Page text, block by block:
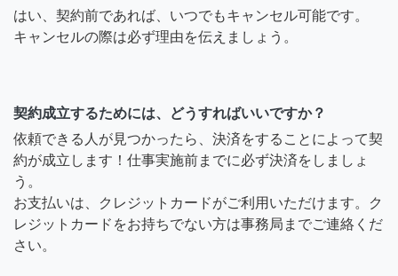
はい、契約前であれば、いつでもキャンセル可能です。
キャンセルの際は必ず理由を伝えましょう。
契約成立するためには、どうすればいいですか？
依頼できる人が見つかったら、決済をすることによって契
約が成立します！仕事実施前までに必ず決済をしましょ
う。
お支払いは、クレジットカードがご利用いただけます。ク
レジットカードをお持ちでない方は事務局までご連絡くだ
さい。